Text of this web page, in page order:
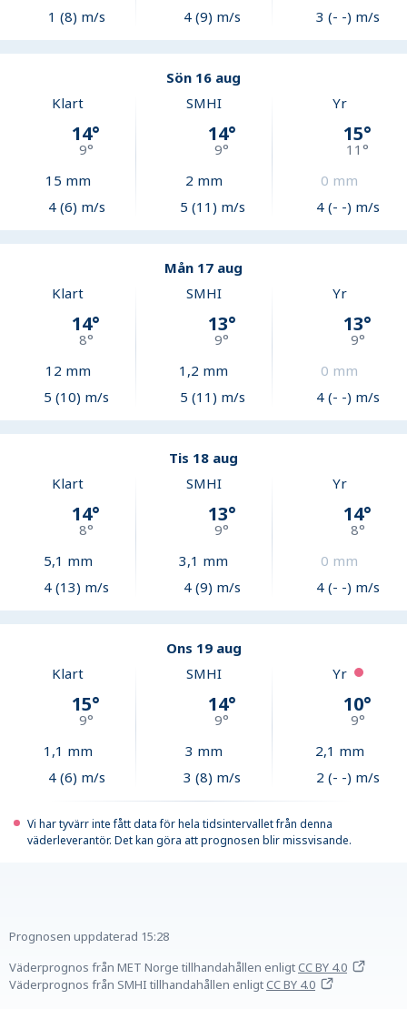
1 (8) m/s
4 (9) m/s
3 (- -) m/s
Sön 16 aug
Klart
14°
9°
15 mm
4 (6) m/s
SMHI
14°
9°
2 mm
5 (11) m/s
Yr
15°
11°
0 mm
4 (- -) m/s
Mån 17 aug
Klart
14°
8°
12 mm
5 (10) m/s
SMHI
13°
9°
1,2 mm
5 (11) m/s
Yr
13°
9°
0 mm
4 (- -) m/s
Tis 18 aug
Klart
14°
8°
5,1 mm
4 (13) m/s
SMHI
13°
9°
3,1 mm
4 (9) m/s
Yr
14°
8°
0 mm
4 (- -) m/s
Ons 19 aug
Klart
15°
9°
1,1 mm
4 (6) m/s
SMHI
14°
9°
3 mm
3 (8) m/s
Yr
10°
9°
2,1 mm
2 (- -) m/s
Vi har tyvärr inte fått data för hela tidsintervallet från denna
väderleverantör. Det kan göra att prognosen blir missvisande.
Prognosen uppdaterad 15:28
Väderprognos från MET Norge tillhandahållen enligtCC BY 4.0
Väderprognos från SMHI tillhandahållen enligtCC BY 4.0